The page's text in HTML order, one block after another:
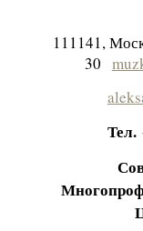
111141,
30
Тел.